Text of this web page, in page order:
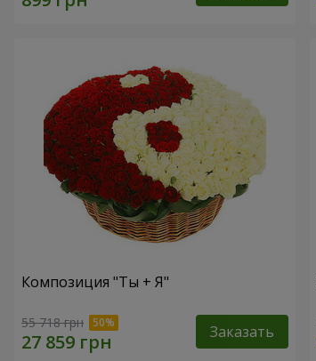
Композиция "Ты + Я"
55 718 грн Заказать